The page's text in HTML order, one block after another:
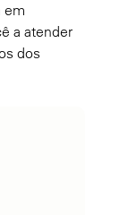
em
a atender
dos